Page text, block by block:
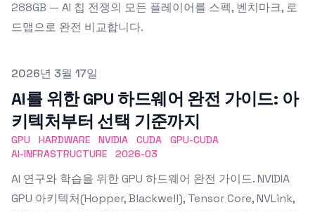
288GB — AI 칩 전쟁의 모든 플레이어를 스펙, 벤치마크, 로
드맵으로 완전 비교합니다.
Published on
2026년 3월 17일
AI를 위한 GPU 하드웨어 완전 가이드: 아
키텍처부터 선택 기준까지
GPU HARDWARE NVIDIA CUDA
GPU-CUDA
AI-INFRASTRUCTURE
2026-03
AI 연구와 학습을 위한 GPU 하드웨어 완전 가이드. NVIDIA
GPU 아키텍처(Hopper, Blackwell), Tensor Core, NVLink,